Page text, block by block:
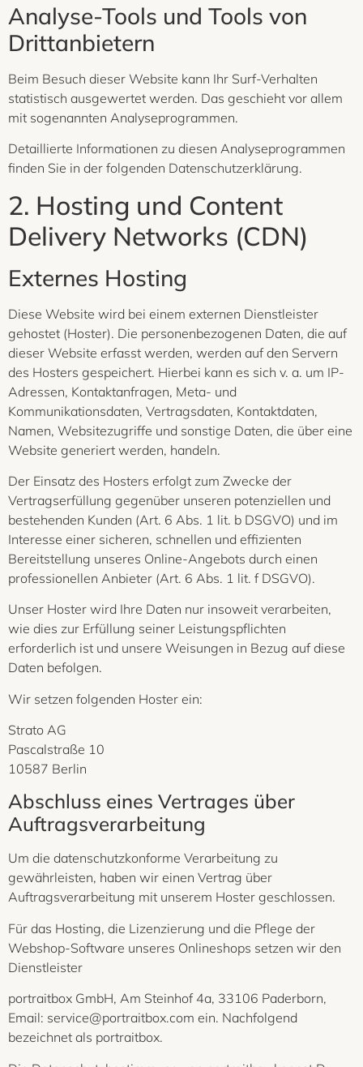
Analyse-Tools und Tools von
Dritt­anbietern
Beim Besuch dieser Website kann Ihr Surf-Verhalten
statistisch ausgewertet werden. Das geschieht vor allem
mit sogenannten Analyseprogrammen.
Detaillierte Informationen zu diesen Analyseprogrammen
finden Sie in der folgenden Datenschutzerklärung.
2. Hosting und Content
Delivery Networks (CDN)
Externes Hosting
Diese Website wird bei einem externen Dienstleister
gehostet (Hoster). Die personenbezogenen Daten, die auf
dieser Website erfasst werden, werden auf den Servern
des Hosters gespeichert. Hierbei kann es sich v. a. um IP-
Adressen, Kontaktanfragen, Meta- und
Kommunikationsdaten, Vertragsdaten, Kontaktdaten,
Namen, Websitezugriffe und sonstige Daten, die über eine
Website generiert werden, handeln.
Der Einsatz des Hosters erfolgt zum Zwecke der
Vertragserfüllung gegenüber unseren potenziellen und
bestehenden Kunden (Art. 6 Abs. 1 lit. b DSGVO) und im
Interesse einer sicheren, schnellen und effizienten
Bereitstellung unseres Online-Angebots durch einen
professionellen Anbieter (Art. 6 Abs. 1 lit. f DSGVO).
Unser Hoster wird Ihre Daten nur insoweit verarbeiten,
wie dies zur Erfüllung seiner Leistungspflichten
erforderlich ist und unsere Weisungen in Bezug auf diese
Daten befolgen.
Wir setzen folgenden Hoster ein:
Strato AG
Pascalstraße 10
10587 Berlin
Abschluss eines Vertrages über
Auftragsverarbeitung
Um die datenschutzkonforme Verarbeitung zu
gewährleisten, haben wir einen Vertrag über
Auftragsverarbeitung mit unserem Hoster geschlossen.
Für das Hosting, die Lizenzierung und die Pflege der
Webshop-Software unseres Onlineshops setzen wir den
Dienstleister
portraitbox GmbH, Am Steinhof 4a, 33106 Paderborn,
Email: service@portraitbox.com ein. Nachfolgend
bezeichnet als portraitbox.